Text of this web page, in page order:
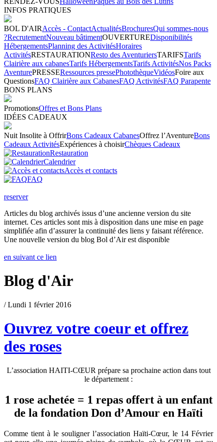
INFOS PRATIQUES
BOL D'AIRAccès - ContactActualitésBrochuresQui sommes-nous
?RecrutementNouveau bâtimentOUVERTUREDisponibilités
HébergementsPlanning des ActivitésHoraires
ActivitésRESTAURATIONResto des AventuriersTARIFSTarifs
Clairière aux cabanesTarifs HébergementsTarifs ActivitésNos Packs
AventurePRESSERessources pressePhotothèqueVidéosFoire aux
QuestionsFAQ Clairière aux CabanesFAQ ActivitésFAQ Parapente
BONS PLANS
PromotionsOffres et Bons Plans
IDÉES CADEAUX
Nuit Insolite à OffrirBons Cadeaux CabanesOffrez l’AventureBons
Cadeaux ActivitésExpériences à choisirChèques Cadeaux
Restauration
Calendrier
Accès et contacts
FAQ
reserver
Articles du blog archivés issus d’une ancienne version du site
internet. Ces articles sont mis à disposition dans une mise en page
simplifiée afin d’assurer la continuité des liens y faisant référence.
Une nouvelle version du blog Bol d’Air est disponible
en suivant ce lien
Blog d'Air
/ Lundi 1 février 2016
Ouvrez votre coeur et offrez
des roses
L’association HAITI-CŒUR prépare sa prochaine action dans tout
le département :
1 rose achetée = 1 repas offert à un enfant
de la fondation Don d’Amour en Haïti
Comme tient à le souligner l’association Haïti-Cœur, le 14 Février